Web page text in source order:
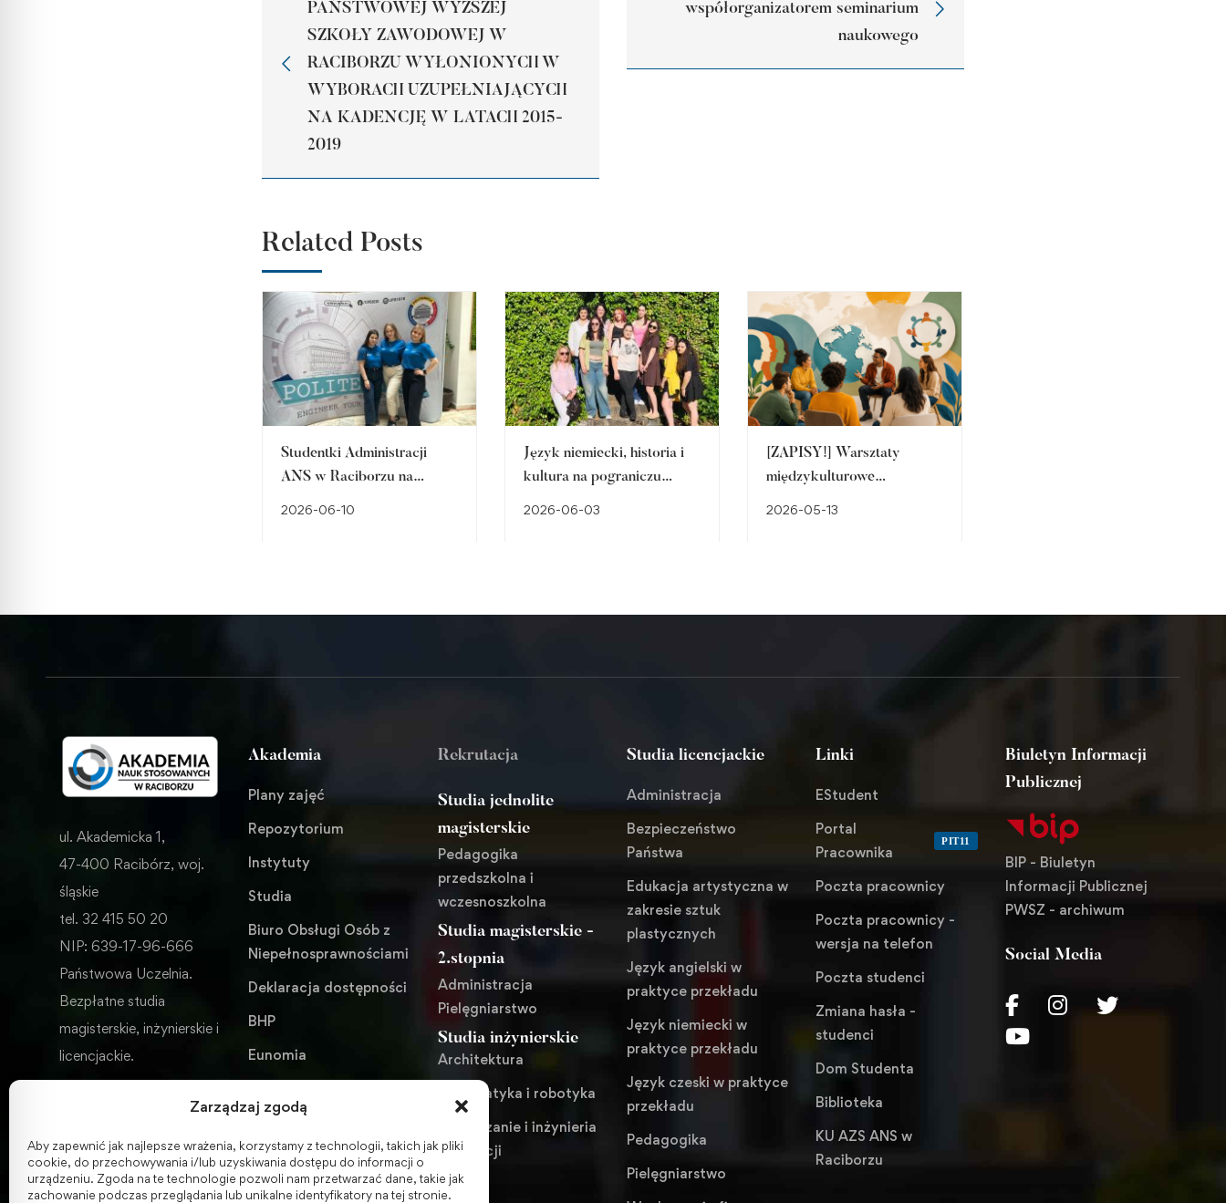
Zarządzaj zgodą
Aby zapewnić jak najlepsze wrażenia, korzystamy z technologii, takich jak pliki
cookie, do przechowywania i/lub uzyskiwania dostępu do informacji o
urządzeniu. Zgoda na te technologie pozwoli nam przetwarzać dane, takie jak
zachowanie podczas przeglądania lub unikalne identyfikatory na tej stronie.
PAŃSTWOWEJ WYŻSZEJ
SZKOŁY ZAWODOWEJ W
RACIBORZU WYŁONIONYCH W
WYBORACH UZUPEŁNIAJĄCYCH
NA KADENCJĘ W LATACH 2015-
2019
współorganizatorem seminarium
naukowego
Related Posts
Studentki Administracji
ANS w Raciborzu na
doświadczeń
2026-06-10
Język niemiecki, historia i
kultura na pograniczu
2026-06-03
[ZAPISY!] Warsztaty
międzykulturowe
2026-05-13
ul. Akademicka 1,
47-400 Racibórz, woj.
śląskie
tel. 32 415 50 20
NIP: 639-17-96-666
Państwowa Uczelnia.
Bezpłatne studia
magisterskie, inżynierskie i
licencjackie.
Akademia
Plany zajęć
Repozytorium
Instytuty
Studia
Biuro Obsługi Osób z
Niepełnosprawnościami
Deklaracja dostępności
BHP
Eunomia
Rekrutacja
Studia jednolite
magisterskie
Pedagogika
przedszkolna i
wczesnoszkolna
Studia magisterskie -
2.stopnia
Administracja
Pielęgniarstwo
Studia inżynierskie
Architektura
Automatyka i robotyka
Zarządzanie i inżynieria
produkcji
Studia licencjackie
Administracja
Bezpieczeństwo
Państwa
Edukacja artystyczna w
zakresie sztuk
plastycznych
Język angielski w
praktyce przekładu
Język niemiecki w
praktyce przekładu
Język czeski w praktyce
przekładu
Pedagogika
Pielęgniarstwo
Linki
EStudent
Portal
Pracownika
PIT11
Poczta pracownicy
Poczta pracownicy -
wersja na telefon
Poczta studenci
Zmiana hasła -
studenci
Dom Studenta
Biblioteka
KU AZS ANS w
Raciborzu
Biuletyn Informacji
Publicznej
BIP - Biuletyn
Informacji Publicznej
PWSZ - archiwum
Social Media